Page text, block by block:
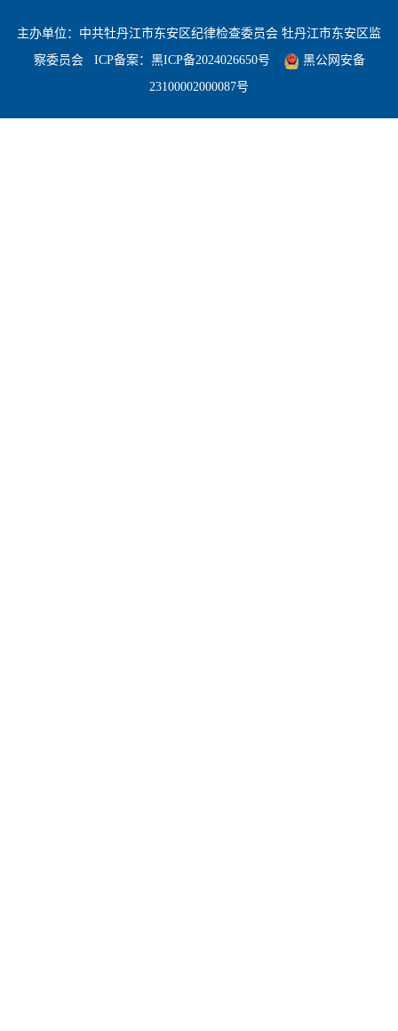
主办单位：中共牡丹江市东安区纪律检查委员会 牡丹江市东安区监
察委员会ICP备案： 黑ICP备2024026650号
黑公网安备
23100002000087号